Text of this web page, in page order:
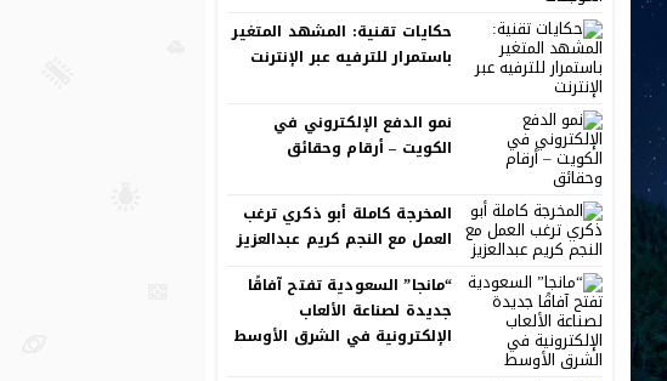
حكايات تقنية: المشهد المتغير
باستمرار للترفيه عبر الإنترنت
نمو الدفع الإلكتروني في
الكويت – أرقام وحقائق
المخرجة كاملة أبو ذكري ترغب
العمل مع النجم كريم عبدالعزيز
“مانجا” السعودية تفتح آفاقًا
جديدة لصناعة الألعاب
الإلكترونية في الشرق الأوسط